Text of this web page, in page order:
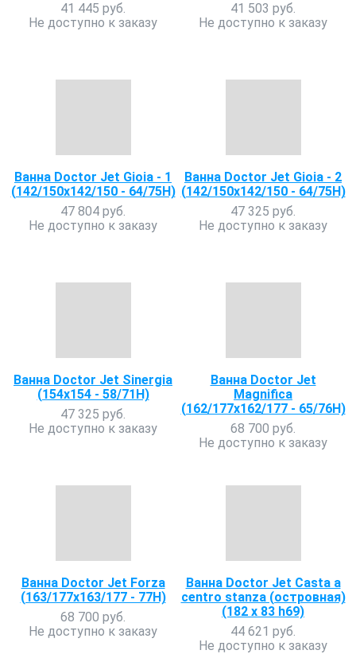
41 445 руб.
Не доступно к заказу
41 503 руб.
Не доступно к заказу
Ванна Doctor Jet Gioia - 1
(142/150х142/150 - 64/75Н)
47 804 руб.
Не доступно к заказу
Ванна Doctor Jet Gioia - 2
(142/150х142/150 - 64/75Н)
47 325 руб.
Не доступно к заказу
Ванна Doctor Jet Sinergia
(154х154 - 58/71Н)
47 325 руб.
Не доступно к заказу
Ванна Doctor Jet
Magnifica
(162/177х162/177 - 65/76Н)
68 700 руб.
Не доступно к заказу
Ванна Doctor Jet Forza
(163/177х163/177 - 77Н)
68 700 руб.
Не доступно к заказу
Ванна Doctor Jet Casta a
centro stanza (островная)
(182 х 83 h69)
44 621 руб.
Не доступно к заказу